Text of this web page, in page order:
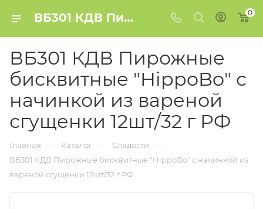
ВБ301 КДВ Пирожные бисквитные "HippoBo" с начинкой из вареной сгущенки 12шт/32 г РФ купить в Минске 0
ВБ301 КДВ Пирожные
бисквитные "HippoBo" с
начинкой из вареной
сгущенки 12шт/32 г РФ
Главная — Каталог — Сладости —
ВБ301 КДВ Пирожные бисквитные "HippoBo" с начинкой из
вареной сгущенки 12шт/32 г РФ